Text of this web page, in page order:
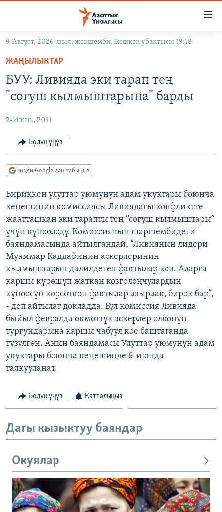
Навигацияга
өтүңүз
Издөөгө
салыңыз
ЭКОНОМИКА
МАДАНИЯТ
ДҮЙНӨ
БОРБОР АЗИЯ
УКРАИНА
АТАЙЫН ИЛИКТӨӨ
ТВ ПРОГРАММАЛАР
ЭКСПЕРТТЕР ТАЛДАЙТ
БИЗ ЖАНА ДҮЙНӨ
ЭЖЕ-СИҢДИЛЕР
АЗАТТЫК+
ЫҢГАЙСЫЗ СУРООЛОР
ӨЗГӨЧӨ ПИКИР
Русский
ОНЛАЙН ШЕРИНЕ
ЭЕ/АРнун бардык сайттары
9-Август, 2026-жыл, жекшемби, Бишкек убактысы 19:18
ЖАҢЫЛЫКТАР
БУУ: Ливияда эки тарап тең
"согуш кылмыштарына" барды
2-Июнь, 2011
Бөлүшүңүз
Бизди Google'дан табыңыз
Бириккен улуттар уюмунун адам укуктары боюнча
кеңешинин комиссиясы Ливиядагы конфликтте
жаатташкан эки тарапты тең “согуш кылмыштары”
үчүн күнөөлөдү. Комиссиянын шаршембидеги
баяндамасында айтылгандай, “Ливиянын лидери
Муаммар Каддафинин аскерлеринин
кылмыштарын далилдеген фактылар көп. Аларга
каршы күрөшүп жаткан козголоңчулардын
күнөөсүн көрсөткөн фактылар азыраак, бирок бар”,
- деп айтылат докладда. Бул комиссия Ливияда
быйыл февралда өкмөттүк аскерлер өлкөнүн
тургундарына каршы чабуул кое баштаганда
түзүлгөн. Анын баяндамасы Улуттар уюмунун адам
укуктары боюнча кеңешинде 6-июнда
талкууланат.
Бөлүшүңүз Катталыңыз
Дагы кызыктуу баяндар
Окуялар